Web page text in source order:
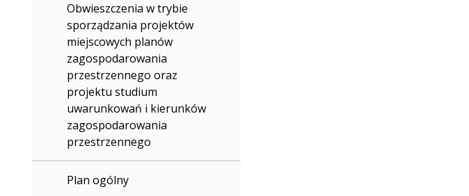
Obwieszczenia w trybie
sporządzania projektów
miejscowych planów
zagospodarowania
przestrzennego oraz
projektu studium
uwarunkowań i kierunków
zagospodarowania
przestrzennego
Plan ogólny